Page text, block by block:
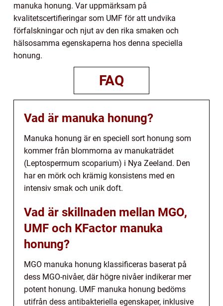
manuka honung. Var uppmärksam på
kvalitetscertifieringar som UMF för att undvika
förfalskningar och njut av den rika smaken och
hälsosamma egenskaperna hos denna speciella
honung.
FAQ
Vad är manuka honung?
Manuka honung är en speciell sort honung som
kommer från blommorna av manukaträdet
(Leptospermum scoparium) i Nya Zeeland. Den
har en mörk och krämig konsistens med en
intensiv smak och unik doft.
Vad är skillnaden mellan MGO,
UMF och KFactor manuka
honung?
MGO manuka honung klassificeras baserat på
dess MGO-nivåer, där högre nivåer indikerar mer
potent honung. UMF manuka honung bedöms
utifrån dess antibakteriella egenskaper, inklusive